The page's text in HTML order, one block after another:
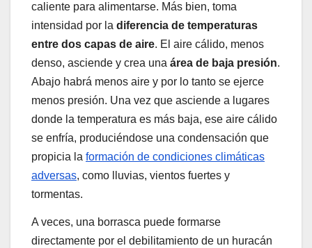
caliente para alimentarse. Más bien, toma
intensidad por la diferencia de temperaturas
entre dos capas de aire. El aire cálido, menos
denso, asciende y crea una área de baja presión.
Abajo habrá menos aire y por lo tanto se ejerce
menos presión. Una vez que asciende a lugares
donde la temperatura es más baja, ese aire cálido
se enfría, produciéndose una condensación que
propicia la formación de condiciones climáticas
adversas, como lluvias, vientos fuertes y
tormentas.
A veces, una borrasca puede formarse
directamente por el debilitamiento de un huracán